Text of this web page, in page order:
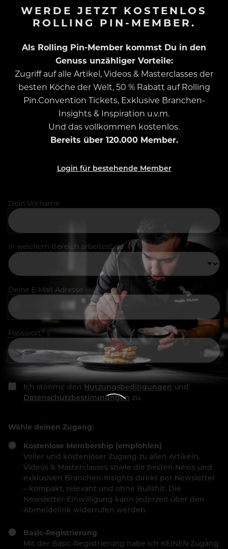
WERDE JETZT KOSTENLOS
ROLLING PIN-MEMBER.
Als Rolling Pin-Member kommst Du in den
Genuss unzähliger Vorteile:
Zugriff auf alle Artikel, Videos & Masterclasses der
besten Köche der Welt, 50 % Rabatt auf Rolling
Pin.Convention Tickets, Exklusive Branchen-
Insights & Inspiration u.v.m.
Und das vollkommen kostenlos.
Bereits über 120.000 Member.
Login für bestehende Member
Dein Vorname
In welchem Bereich arbeitest du
Deine E-Mail Adresse
Passwort
Ich stimme den Nutzungsbedingungen und
Datenschutzbestimmungen zu.
Wähle deinen Zugang:
Kostenlose Membership (empfohlen)
Voller und kostenloser Zugang zu allen Artikeln,
Videos & Masterclasses sowie die besten News und
exklusiven Branchen-Insights direkt per Newsletter
– kompakt, relevant und ohne Bullshit. Die
Newsletter-Einwilligung kann jederzeit über den
Abmeldelink widerrufen werden.
Basic-Registrierung
Mit der Basic-Registrierung habe ich KEINEN Zugang